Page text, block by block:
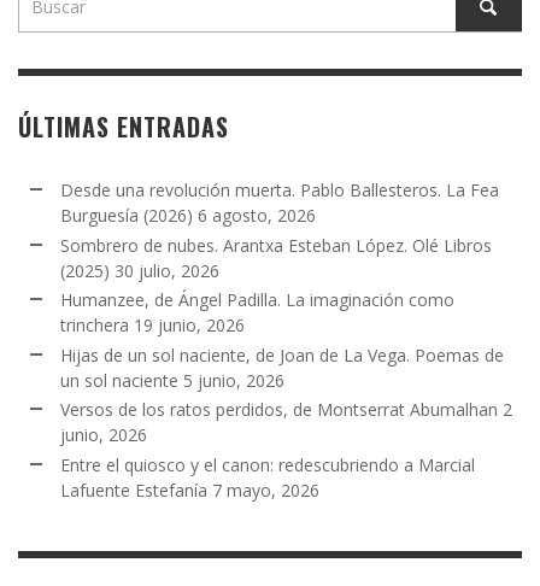
ÚLTIMAS ENTRADAS
Desde una revolución muerta. Pablo Ballesteros. La Fea
Burguesía (2026) 6 agosto, 2026
Sombrero de nubes. Arantxa Esteban López. Olé Libros
(2025) 30 julio, 2026
Humanzee, de Ángel Padilla. La imaginación como
trinchera 19 junio, 2026
Hijas de un sol naciente, de Joan de La Vega. Poemas de
un sol naciente 5 junio, 2026
Versos de los ratos perdidos, de Montserrat Abumalhan 2
junio, 2026
Entre el quiosco y el canon: redescubriendo a Marcial
Lafuente Estefanía 7 mayo, 2026